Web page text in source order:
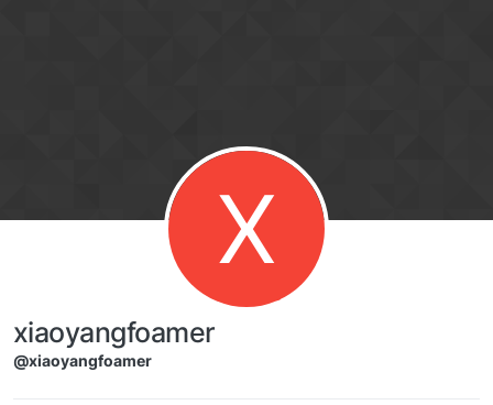
X
xiaoyangfoamer
@xiaoyangfoamer